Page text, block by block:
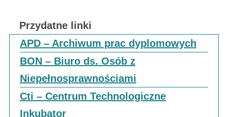
Przydatne linki
APD – Archiwum prac dyplomowych
BON – Biuro ds. Osób z
Niepełnosprawnościami
Cti – Centrum Technologiczne
Inkubator